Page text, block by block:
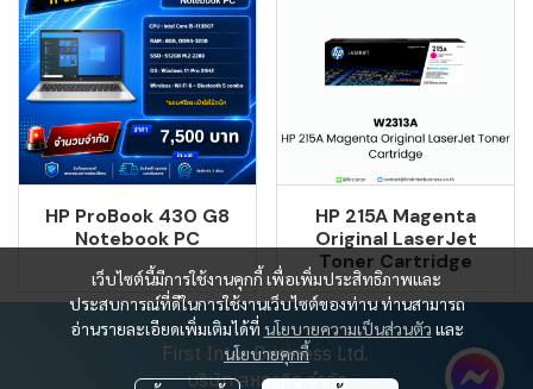
HP ProBook 430 G8
Notebook PC
HP 215A Magenta
Original LaserJet
Toner Cartridge
เว็บไซต์นี้มีการใช้งานคุกกี้ เพื่อเพิ่มประสิทธิภาพและ
ประสบการณ์ที่ดีในการใช้งานเว็บไซต์ของท่าน ท่านสามารถ
อ่านรายละเอียดเพิ่มเติมได้ที่ นโยบายความเป็นส่วนตัว และ
นโยบายคุกกี้
First Inter Business Ltd.
บริษัท สหธุรกิจ จำกัด